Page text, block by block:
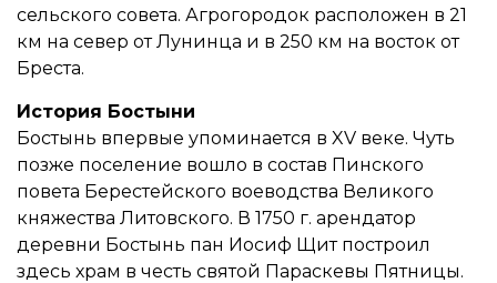
сельского совета. Агрогородок расположен в 21
км на север от Лунинца и в 250 км на восток от
Бреста.
История Бостыни
Бостынь впервые упоминается в XV веке. Чуть
позже поселение вошло в состав Пинского
повета Берестейского воеводства Великого
княжества Литовского. В 1750 г. арендатор
деревни Бостынь пан Иосиф Щит построил
здесь храм в честь святой Параскевы Пятницы.